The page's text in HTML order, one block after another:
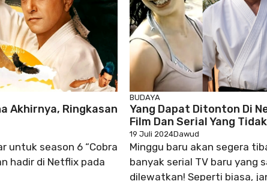
Akhirnya, Ringkasan
untuk season 6 “Cobra
hadir di Netflix pada
BUDAYA
Yang Dapat Ditonton Di
Film Dan Serial Yang
19 Juli 2024Dawud
Minggu baru akan segera
banyak serial TV baru yang
dilewatkan! Seperti biasa,